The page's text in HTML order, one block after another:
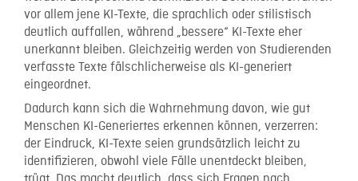
vor allem jene KI-Texte, die sprachlich oder stilistisch
deutlich auffallen, während „bessere“ KI-Texte eher
unerkannt bleiben. Gleichzeitig werden von Studierenden
verfasste Texte fälschlicherweise als KI-generiert
eingeordnet.
Dadurch kann sich die Wahrnehmung davon, wie gut
Menschen KI-Generiertes erkennen können, verzerren:
der Eindruck, KI-Texte seien grundsätzlich leicht zu
identifizieren, obwohl viele Fälle unentdeckt bleiben,